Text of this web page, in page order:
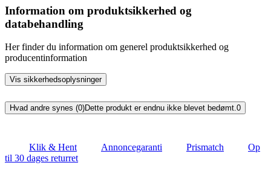
Information om produktsikkerhed og
databehandling
Her finder du information om generel produktsikkerhed og
producentinformation
Vis sikkerhedsoplysninger
Hvad andre synes (0)Dette produkt er endnu ikke blevet bedømt.0
Klik & Hent Annoncegaranti Prismatch
Op
til 30 dages returret